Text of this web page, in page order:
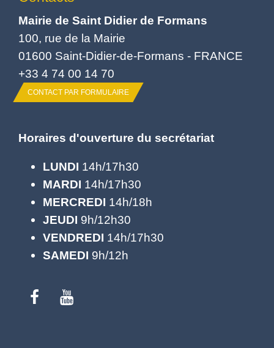
Mairie de Saint Didier de Formans
100, rue de la Mairie
01600 Saint-Didier-de-Formans - FRANCE
+33 4 74 00 14 70
CONTACT PAR FORMULAIRE
Horaires d'ouverture du secrétariat
LUNDI 14h/17h30
MARDI 14h/17h30
MERCREDI 14h/18h
JEUDI 9h/12h30
VENDREDI 14h/17h30
SAMEDI 9h/12h